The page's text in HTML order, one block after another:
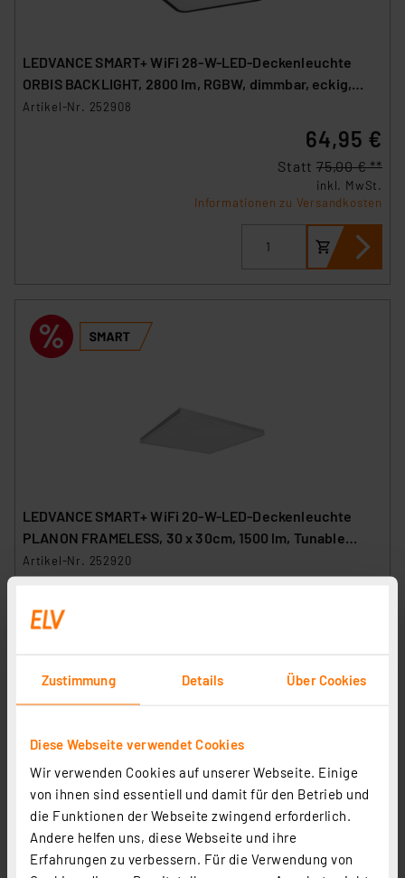
Zustimmung Details Über Cookies
Diese Webseite verwendet Cookies
Wir verwenden Cookies auf unserer Webseite. Einige
von ihnen sind essentiell und damit für den Betrieb und
die Funktionen der Webseite zwingend erforderlich.
Andere helfen uns, diese Webseite und ihre
Erfahrungen zu verbessern. Für die Verwendung von
LEDVANCE SMART+ WiFi 28-W-LED-Deckenleuchte
ORBIS BACKLIGHT, 2800 lm, RGBW, dimmbar, eckig,
schwarz
Artikel-Nr. 252908
64,95 €
Statt 75,00 € **
inkl. MwSt.
Informationen zu Versandkosten
LEDVANCE SMART+ WiFi 20-W-LED-Deckenleuchte
PLANON FRAMELESS, 30 x 30cm, 1500 lm, Tunable
White, RGB, dimmbar
Artikel-Nr. 252920